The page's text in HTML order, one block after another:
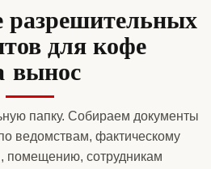
для кофе
вынос
папку. Собираем документы
ведомствам, фактическому
помещению, сотрудникам